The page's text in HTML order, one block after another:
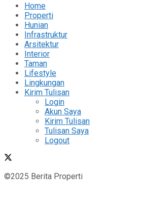
Home
Properti
Hunian
Infrastruktur
Arsitektur
Interior
Taman
Lifestyle
Lingkungan
Kirim Tulisan
Login
Akun Saya
Kirim Tulisan
Tulisan Saya
Logout
©2025 Berita Properti